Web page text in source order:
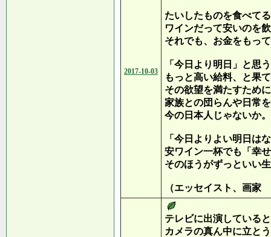
2017-10-03
たいしたものを食べて
ワインだって安いのを
それでも、お金をもっ
「今日より明日」と思
もっと高い給料、と果
その欲望を満たすため
家族との団らんや日常
今の日本人じゃないか。
「今日よりよい明日は
安ワイン一杯でも「幸
そのほうがずっといい
（エッセイスト、画家
テレビに出演している
カメラの真ん中に立と